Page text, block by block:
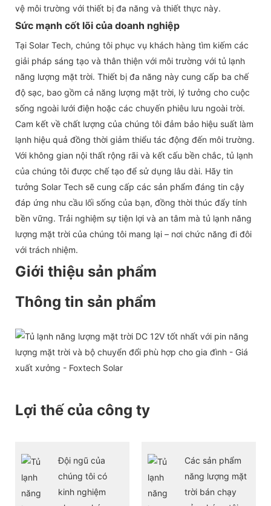
vệ môi trường với thiết bị đa năng và thiết thực này.
Sức mạnh cốt lõi của doanh nghiệp
Tại Solar Tech, chúng tôi phục vụ khách hàng tìm kiếm các
giải pháp sáng tạo và thân thiện với môi trường với tủ lạnh
năng lượng mặt trời. Thiết bị đa năng này cung cấp ba chế
độ sạc, bao gồm cả năng lượng mặt trời, lý tưởng cho cuộc
sống ngoài lưới điện hoặc các chuyến phiêu lưu ngoài trời.
Cam kết về chất lượng của chúng tôi đảm bảo hiệu suất làm
lạnh hiệu quả đồng thời giảm thiểu tác động đến môi trường.
Với không gian nội thất rộng rãi và kết cấu bền chắc, tủ lạnh
của chúng tôi được chế tạo để sử dụng lâu dài. Hãy tin
tưởng Solar Tech sẽ cung cấp các sản phẩm đáng tin cậy
đáp ứng nhu cầu lối sống của bạn, đồng thời thúc đẩy tính
bền vững. Trải nghiệm sự tiện lợi và an tâm mà tủ lạnh năng
lượng mặt trời của chúng tôi mang lại – nơi chức năng đi đôi
với trách nhiệm.
Giới thiệu sản phẩm
Thông tin sản phẩm
Lợi thế của công ty
Đội ngũ của
chúng tôi có
kinh nghiệm
Các sản phẩm
năng lượng mặt
trời bán chạy